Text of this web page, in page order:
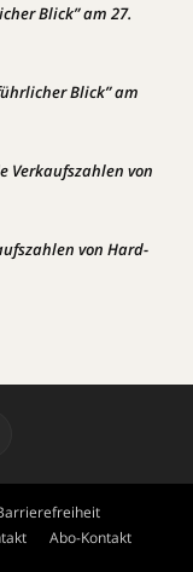
Blick” am 27.
Blick” am
Verkaufszahlen von
von Hard-
Abo-Kontakt